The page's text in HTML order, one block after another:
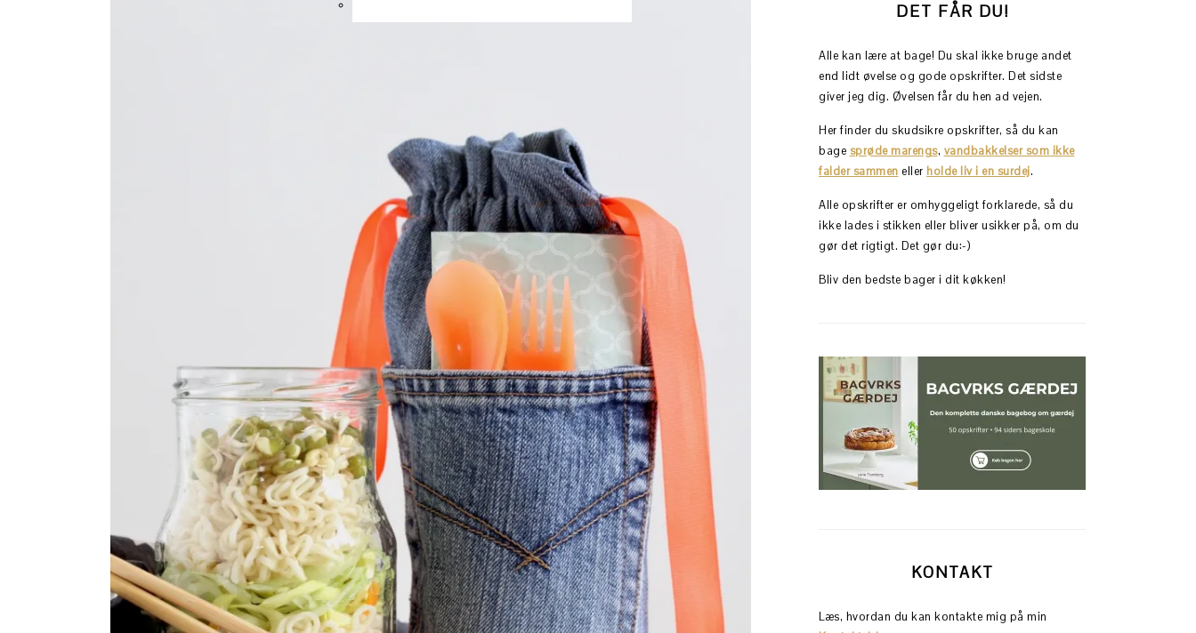
DET FÅR DU!
Alle kan lære at bage! Du skal ikke bruge andet
end lidt øvelse og gode opskrifter. Det sidste
giver jeg dig. Øvelsen får du hen ad vejen.
Her finder du skudsikre opskrifter, så du kan
bage sprøde marengs, vandbakkelser som ikke
falder sammen eller holde liv i en surdej.
Alle opskrifter er omhyggeligt forklarede, så du
ikke lades i stikken eller bliver usikker på, om du
gør det rigtigt. Det gør du:-)
Bliv den bedste bager i dit køkken!
KONTAKT
Læs, hvordan du kan kontakte mig på min